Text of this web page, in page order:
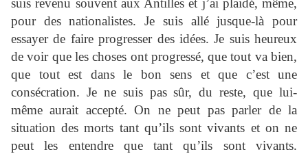
suis revenu souvent aux Antilles et j’ai plaidé, même,
pour des nationalistes. Je suis allé jusque-là pour
essayer de faire progresser des idées. Je suis heureux
de voir que les choses ont progressé, que tout va bien,
que tout est dans le bon sens et que c’est une
consécration. Je ne suis pas sûr, du reste, que lui-
même aurait accepté. On ne peut pas parler de la
situation des morts tant qu’ils sont vivants et on ne
peut les entendre que tant qu’ils sont vivants.